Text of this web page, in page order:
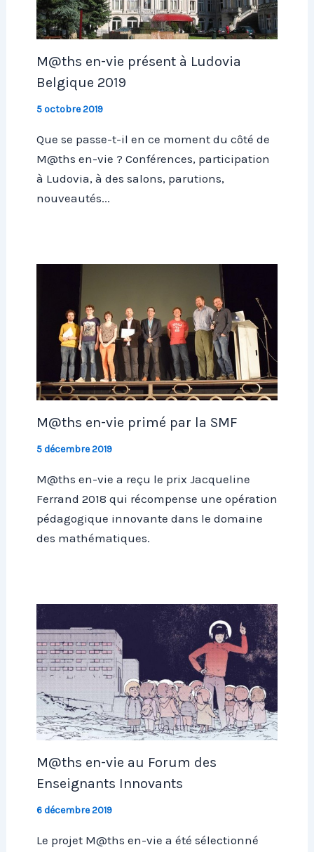
M@ths en-vie présent à Ludovia
Belgique 2019
5 octobre 2019
Que se passe-t-il en ce moment du côté de
M@ths en-vie ? Conférences, participation
à Ludovia, à des salons, parutions,
nouveautés...
M@ths en-vie primé par la SMF
5 décembre 2019
M@ths en-vie a reçu le prix Jacqueline
Ferrand 2018 qui récompense une opération
pédagogique innovante dans le domaine
des mathématiques.
M@ths en-vie au Forum des
Enseignants Innovants
6 décembre 2019
Le projet M@ths en-vie a été sélectionné